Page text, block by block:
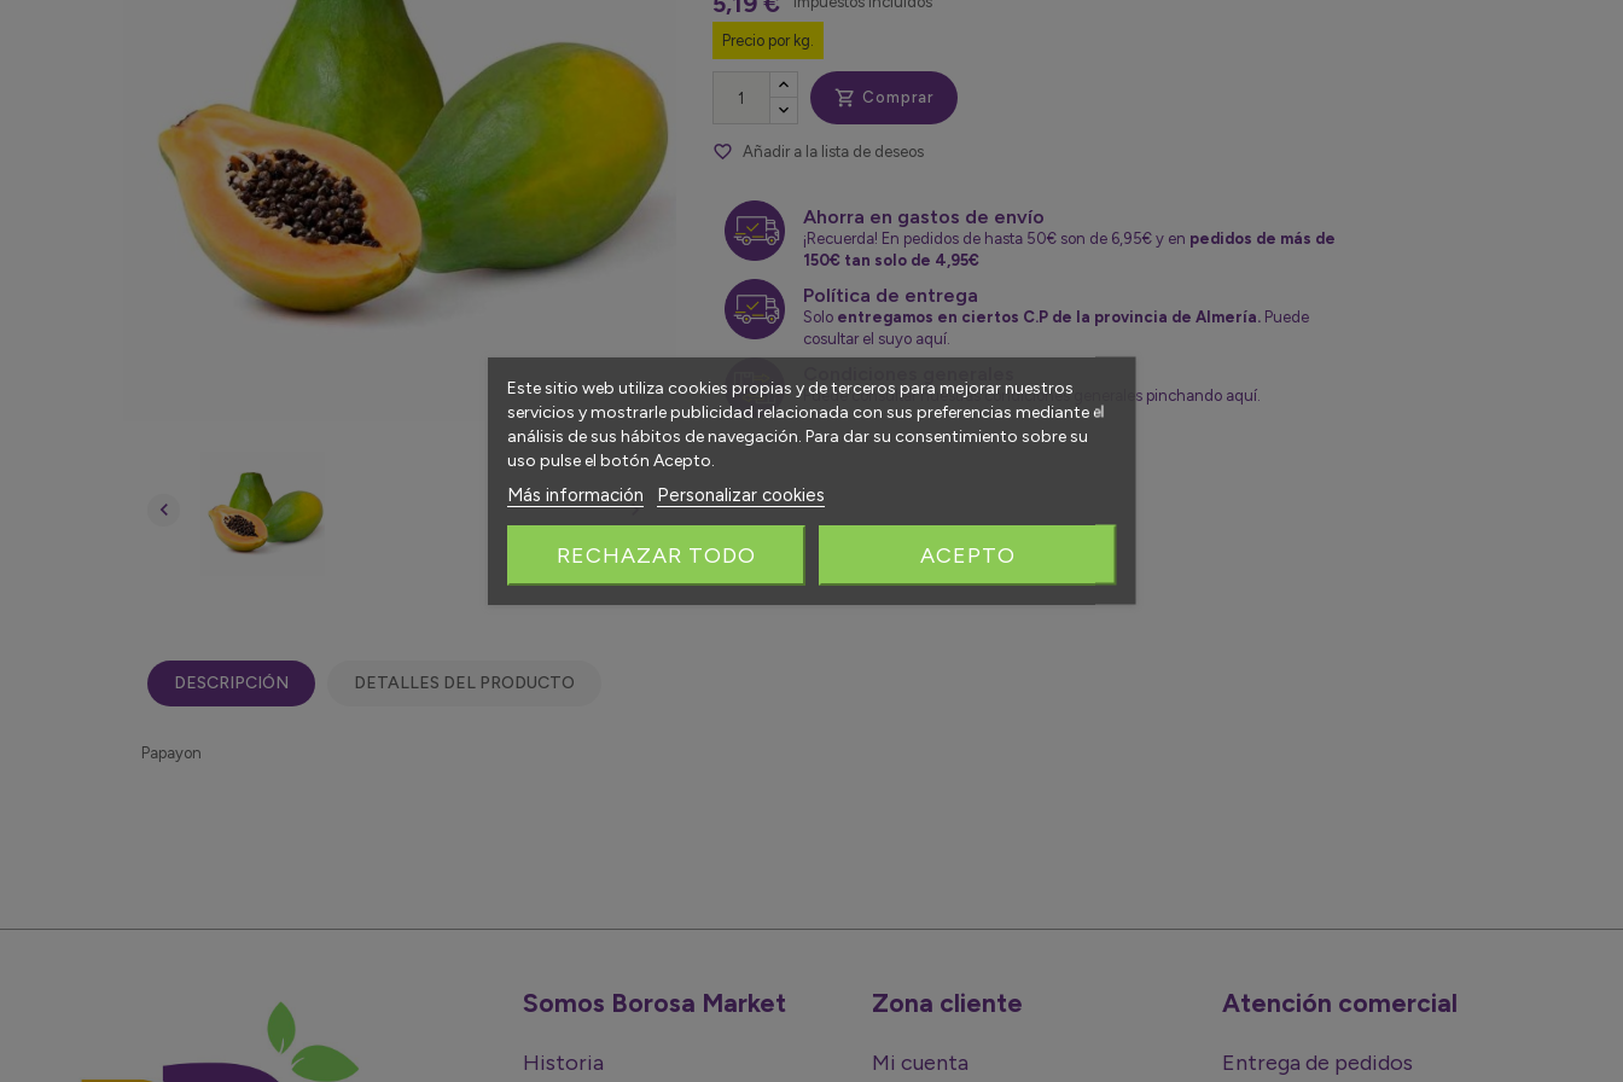
 
Precio por kg.
 Comprar
favorite_border Añadir a la lista de deseos
Ahorra en gastos de envío
¡Recuerda! En pedidos de hasta 50€ son de 6,95€ y en pedidos de más de
150€ tan solo de 4,95€
Política de entrega
Solo entregamos en ciertos C.P de la provincia de Almería.Puede
cosultar el suyo aquí.
Puede consultar nuestras condiciones generales pinchando aquí.
DESCRIPCIÓN DETALLES DEL PRODUCTO
Papayon
Somos Borosa Market
Historia
Zona cliente
Mi cuenta
Atención comercial
Entrega de pedidos
Este sitio web utiliza cookies propias y de terceros para mejorar nuestros
servicios y mostrarle publicidad relacionada con sus preferencias mediante el
análisis de sus hábitos de navegación. Para dar su consentimiento sobre su
uso pulse el botón Acepto.
Más información Personalizar cookies
RECHAZAR TODO ACEPTO